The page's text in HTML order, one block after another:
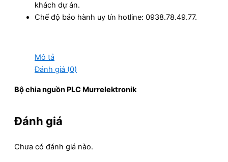
khách dự án.
Chế độ bảo hành uy tín hotline: 0938.78.49.77.
Mô tả
Đánh giá (0)
Bộ chia nguồn PLC Murrelektronik
Đánh giá
Chưa có đánh giá nào.